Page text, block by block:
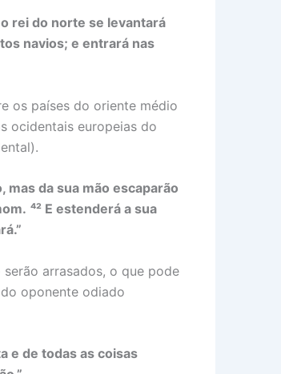
rei do norte se levantará
navios; e entrará nas
os países do oriente médio
ocidentais europeias do
mas da sua mão escaparão
⁴² E estenderá a sua
arrasados, o que pode
oponente odiado
e de todas as coisas